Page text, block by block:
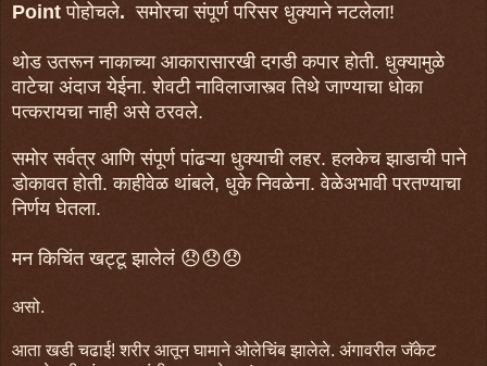
Pointपोहोचले.समोरचा संपूर्ण परिसर धुक्याने नटलेला!
थोड उतरून नाकाच्या आकारासारखी दगडी कपार होती. धुक्यामुळे
वाटेचा अंदाज येईना. शेवटी नाविलाजास्त्व तिथे जाण्याचा धोका
पत्करायचा नाही असे ठरवले.
समोर सर्वत्र आणि संपूर्ण पांढऱ्या धुक्याची लहर. हलकेच झाडाची पाने
डोकावत होती.काहीवेळ थांबले, धुके निवळेना. वेळेअभावी परतण्याचा
निर्णय घेतला.
मन किचिंत खट्टू झालेलं 😞😞😞
असो.
आता खडी चढाई! शरीर आतून घामाने ओलेचिंब झालेले. अंगावरील जॅकेट